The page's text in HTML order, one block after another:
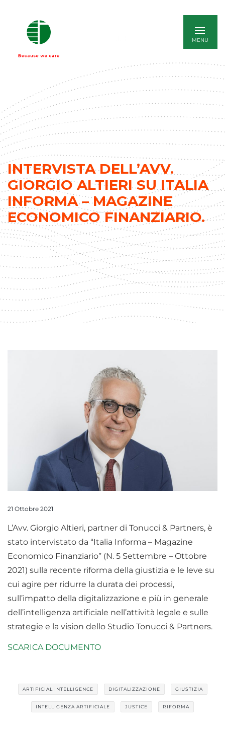
INTERVISTA DELL’AVV.
GIORGIO ALTIERI SU ITALIA
INFORMA – MAGAZINE
ECONOMICO FINANZIARIO.
21 Ottobre 2021
L’Avv. Giorgio Altieri, partner di Tonucci & Partners, è
stato intervistato da “Italia Informa – Magazine
Economico Finanziario” (N. 5 Settembre – Ottobre
2021) sulla recente riforma della giustizia e le leve su
cui agire per ridurre la durata dei processi,
sull’impatto della digitalizzazione e più in generale
dell’intelligenza artificiale nell’attività legale e sulle
strategie e la vision dello Studio Tonucci & Partners.
SCARICA DOCUMENTO
ARTIFICIAL INTELLIGENCE DIGITALIZZAZIONE GIUSTIZIA
INTELLIGENZA ARTIFICIALE JUSTICE RIFORMA